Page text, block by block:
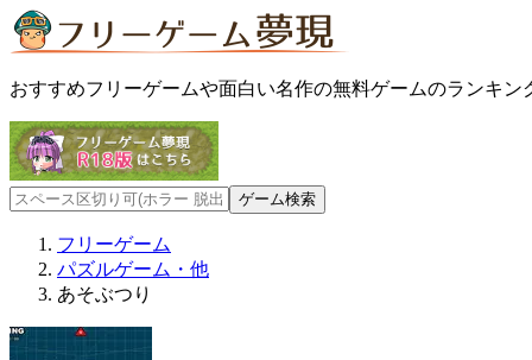
おすすめフリーゲームや面白い名作の無料ゲームのランキン
フリーゲーム
パズルゲーム・他
あそぶつり